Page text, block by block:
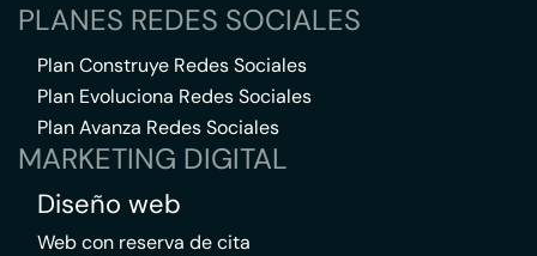
PLANES REDES SOCIALES
Plan Construye Redes Sociales
Plan Evoluciona Redes Sociales
Plan Avanza Redes Sociales
MARKETING DIGITAL
Diseño web
Web con reserva de cita